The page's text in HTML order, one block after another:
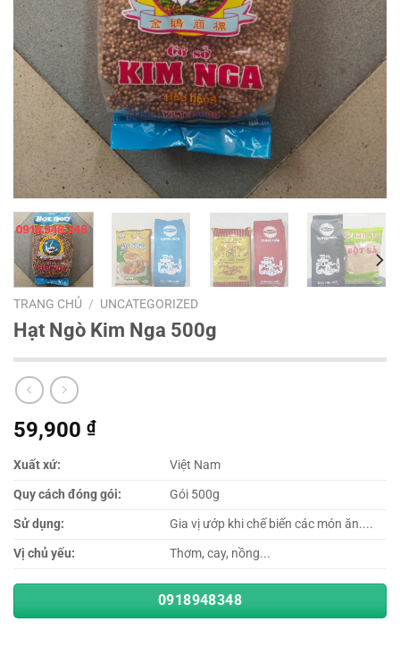
TRANG CHỦ / UNCATEGORIZED
Hạt Ngò Kim Nga 500g
59,900 ₫
Xuất xứ:
Việt Nam
Quy cách đóng gói:
Gói 500g
Sử dụng:
Gia vị ướp khi chế biến các món ăn....
Vị chủ yếu:
Thơm, cay, nồng...
0918948348